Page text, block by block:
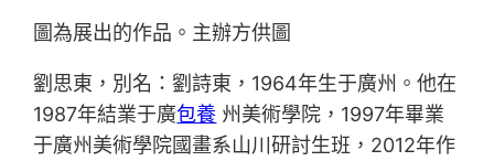
圖為展出的作品。主辦方供圖
劉思東，別名：劉詩東，1964年生于廣州。他在
1987年結業于廣包養 州美術學院，1997年畢業
于廣州美術學院國畫系山川研討生班，2012年作